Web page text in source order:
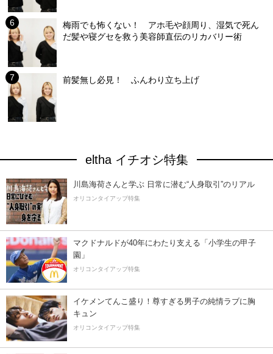
梅雨でも怖くない！ アホ毛や顔周り、湿気で死ん
だ髪や寝グセを救う美容師直伝のリカバリー術
前髪無し必見！ ふんわり立ち上げ
eltha イチオシ特集
川島海荷さんと学ぶ 日常に潜む“人身取引”のリアル
オリコンタイアップ特集
マクドナルドが40年にわたり支える「小学生の甲子
園」
オリコンタイアップ特集
イケメンてんこ盛り！尊すぎる男子の純情ラブに胸
キュン
オリコンタイアップ特集